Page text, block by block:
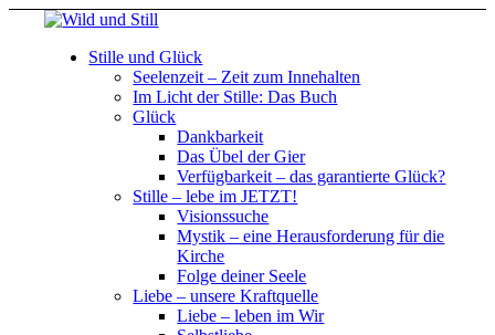
Stille und Glück
Seelenzeit – Zeit zum Innehalten
Im Licht der Stille: Das Buch
Glück
Dankbarkeit
Das Übel der Gier
Verfügbarkeit – das garantierte Glück?
Stille – lebe im JETZT!
Visionssuche
Mystik – eine Herausforderung für die
Kirche
Folge deiner Seele
Liebe – unsere Kraftquelle
Liebe – leben im Wir